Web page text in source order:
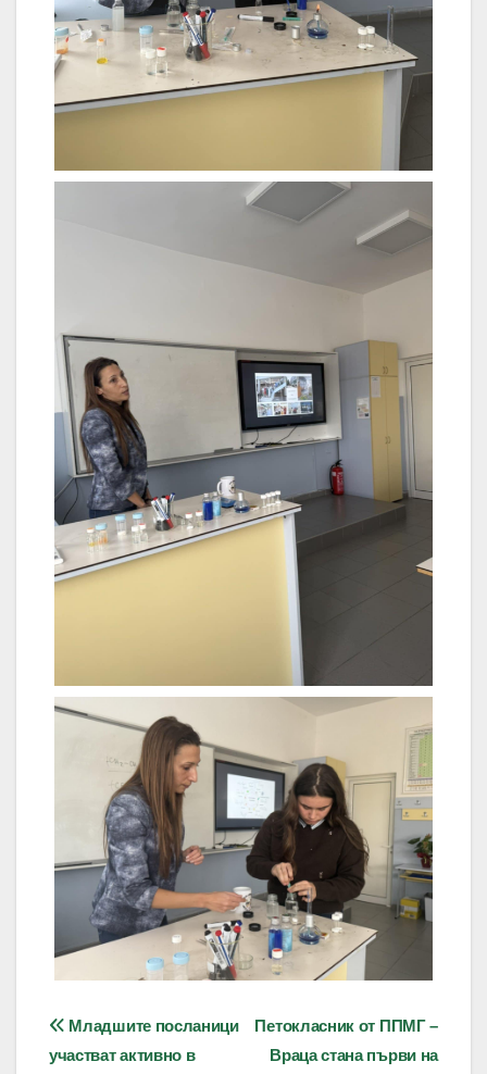
Навигация
Петокласник от ППМГ –
Враца стана първи на
Младшите посланици
участват активно в